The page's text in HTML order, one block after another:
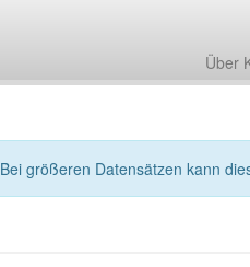
Über
Bei größeren Datensätzen kann